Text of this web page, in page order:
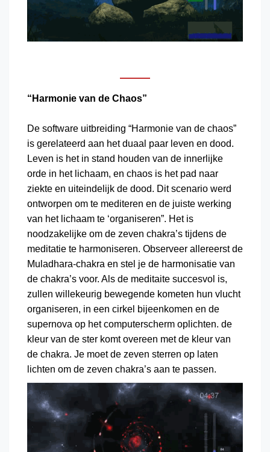
“Harmonie van de Chaos”
De software uitbreiding “Harmonie van de chaos”
is gerelateerd aan het duaal paar leven en dood.
Leven is het in stand houden van de innerlijke
orde in het lichaam, en chaos is het pad naar
ziekte en uiteindelijk de dood. Dit scenario werd
ontworpen om te mediteren en de juiste werking
van het lichaam te ‘organiseren”. Het is
noodzakelijke om de zeven chakra’s tijdens de
meditatie te harmoniseren. Observeer allereerst de
Muladhara-chakra en stel je de harmonisatie van
de chakra’s voor. Als de meditaite succesvol is,
zullen willekeurig bewegende kometen hun vlucht
organiseren, in een cirkel bijeenkomen en de
supernova op het computerscherm oplichten. de
kleur van de ster komt overeen met de kleur van
de chakra. Je moet de zeven sterren op laten
lichten om de zeven chakra’s aan te passen.